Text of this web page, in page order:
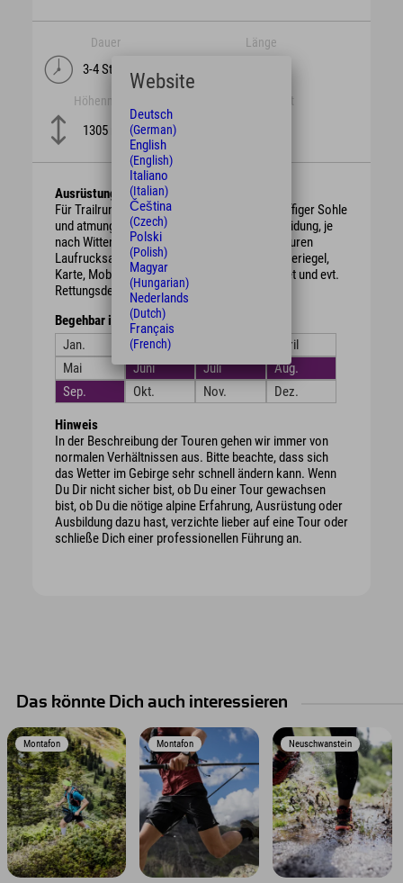
Dauer
3-4 Stunden
Länge
Höhenmeter
1305 m
Schwierigkeit
Ausrüstung
Für Trailrunning geeignete Laufschuhe mit griffiger Sohle
und atmungsaktive und wetterfeste Laufbekleidung, je
nach Witterung mehrschichtig. Für längere Touren
Laufrucksack mit ausreichend Wasser, Energieriegel,
Karte, Mobiltelefon, Stirnlampe, Erste-Hilfe-Set und evt.
Rettungsdecke.
Begehbar in den Monaten
Jan.
Feb.
April
Mai
Juni Juli
Aug.
Sep.
Okt. Nov. Dez.
Hinweis
In der Beschreibung der Touren gehen wir immer von
normalen Verhältnissen aus. Bitte beachte, dass sich
das Wetter im Gebirge sehr schnell ändern kann. Wenn
Du Dir nicht sicher bist, ob Du einer Tour gewachsen
bist, ob Du die nötige alpine Erfahrung, Ausrüstung oder
Ausbildung dazu hast, verzichte lieber auf eine Tour oder
schließe Dich einer professionellen Führung an.
Das könnte Dich auch interessieren
Montafon Montafon Neuschwanstein
Website
Deutsch
(German)
English
(English)
Italiano
(Italian)
Čeština
(Czech)
Polski
(Polish)
Magyar
(Hungarian)
Nederlands
(Dutch)
Français
(French)